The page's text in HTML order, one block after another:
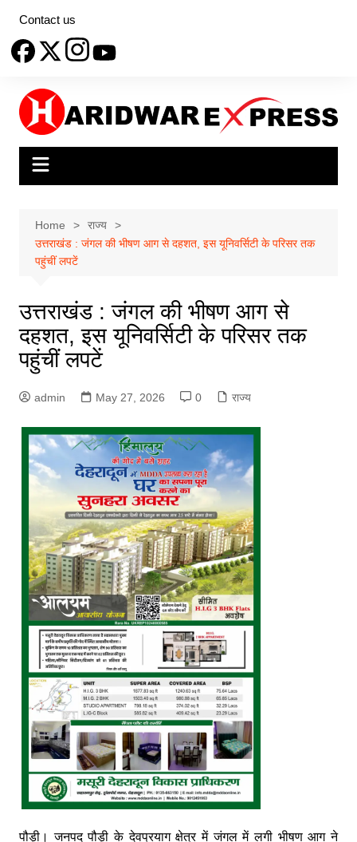
content
Contact us
Home
राज्य
उत्तराखंड : जंगल की भीषण आग से दहशत, इस यूनिवर्सिटी के परिसर तक
पहुंचीं लपटें
उत्तराखंड : जंगल की भीषण आग से
दहशत, इस यूनिवर्सिटी के परिसर तक
पहुंचीं लपटें
admin May 27, 2026 0 राज्य
पौड़ी। जनपद पौड़ी के देवप्रयाग क्षेत्र में जंगल में लगी भीषण आग ने